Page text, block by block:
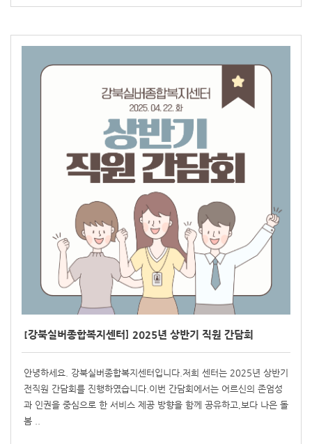
[강북실버종합복지센터] 2025년 상반기 직원 간담회
안녕하세요. 강북실버종합복지센터입니다.저희 센터는 2025년 상반기
전직원 간담회를 진행하였습니다.이번 간담회에서는 어르신의 존엄성
과 인권을 중심으로 한 서비스 제공 방향을 함께 공유하고,보다 나은 돌
봄 ..